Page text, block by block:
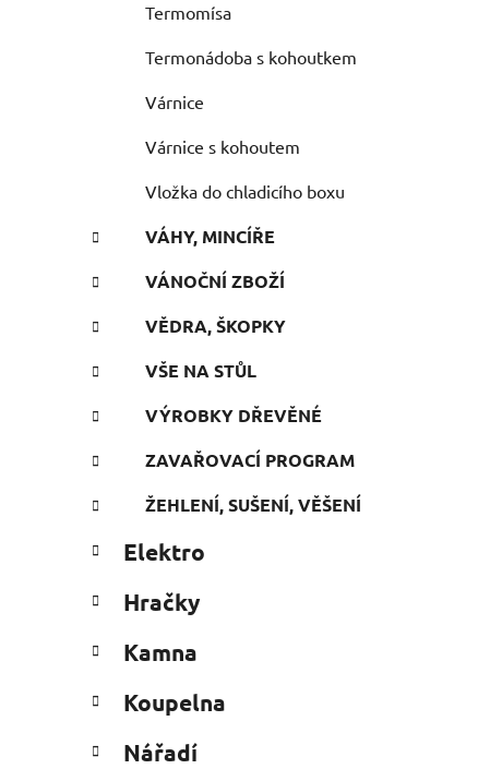
Termomísa
Termonádoba s kohoutkem
Várnice
Várnice s kohoutem
Vložka do chladicího boxu
VÁHY, MINCÍŘE
VÁNOČNÍ ZBOŽÍ
VĚDRA, ŠKOPKY
VŠE NA STŮL
VÝROBKY DŘEVĚNÉ
ZAVAŘOVACÍ PROGRAM
ŽEHLENÍ, SUŠENÍ, VĚŠENÍ
Elektro
Hračky
Kamna
Koupelna
Nářadí